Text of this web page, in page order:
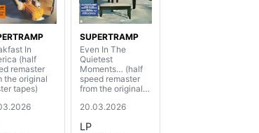
In
(half
remaster
the original
tapes)
SUPERTRAMP
Even In The
Quietest
Moments… (half
speed remaster
from the original
20.03.2026
LP